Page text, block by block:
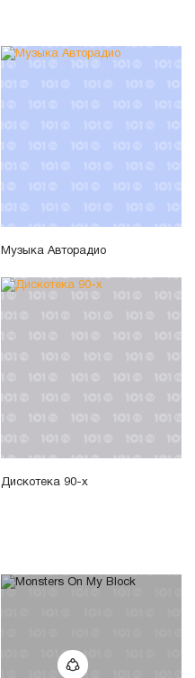
Музыка Авторадио
Дискотека 90-х